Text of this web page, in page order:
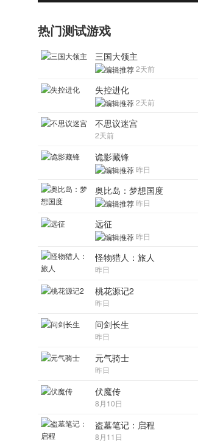
热门测试游戏
三国大领主
2天前
失控进化
2天前
不思议迷宫
2天前
诡影藏锋
昨日
奥比岛：梦想国度
昨日
远征
昨日
怪物猎人：旅人
昨日
桃花源记2
昨日
问剑长生
昨日
元气骑士
昨日
伏魔传
8月10日
盗墓笔记：启程
8月11日